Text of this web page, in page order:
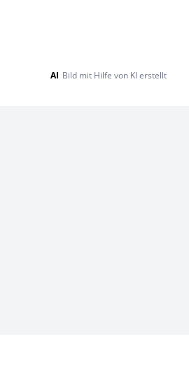
AI Bild mit Hilfe von KI erstellt